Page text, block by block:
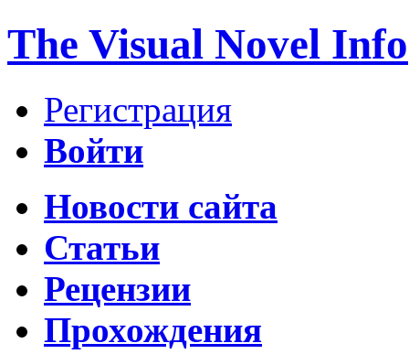
The Visual Novel Info
Регистрация
Войти
Новости сайта
Статьи
Рецензии
Прохождения